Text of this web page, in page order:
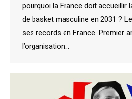
pourquoi la France doit accueillir
de basket masculine en 2031 ?
ses records en France Premier
l’organisation…